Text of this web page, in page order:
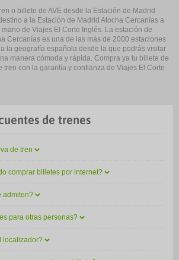
o billete de AVE desde la Estación de Madrid
a la Estación de Madrid Atocha Cercanías a
de Viajes El Corte Inglés. La estación de
Cercanías es una de las más de 2000 estaciones
la geografía española desde la que podrás visitar
manera cómoda y rápida. Compra ya tu billete de
tren con la garantía y confianza de Viajes El Corte
de trenes
de tren
comprar billetes por internet?
admiten?
para otras personas?
localizador?